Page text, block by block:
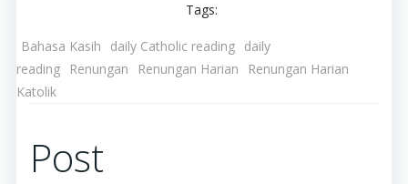
Tags:
Bahasa Kasih daily Catholic reading daily
reading
Renungan Renungan Harian
Renungan Harian
Katolik
Post